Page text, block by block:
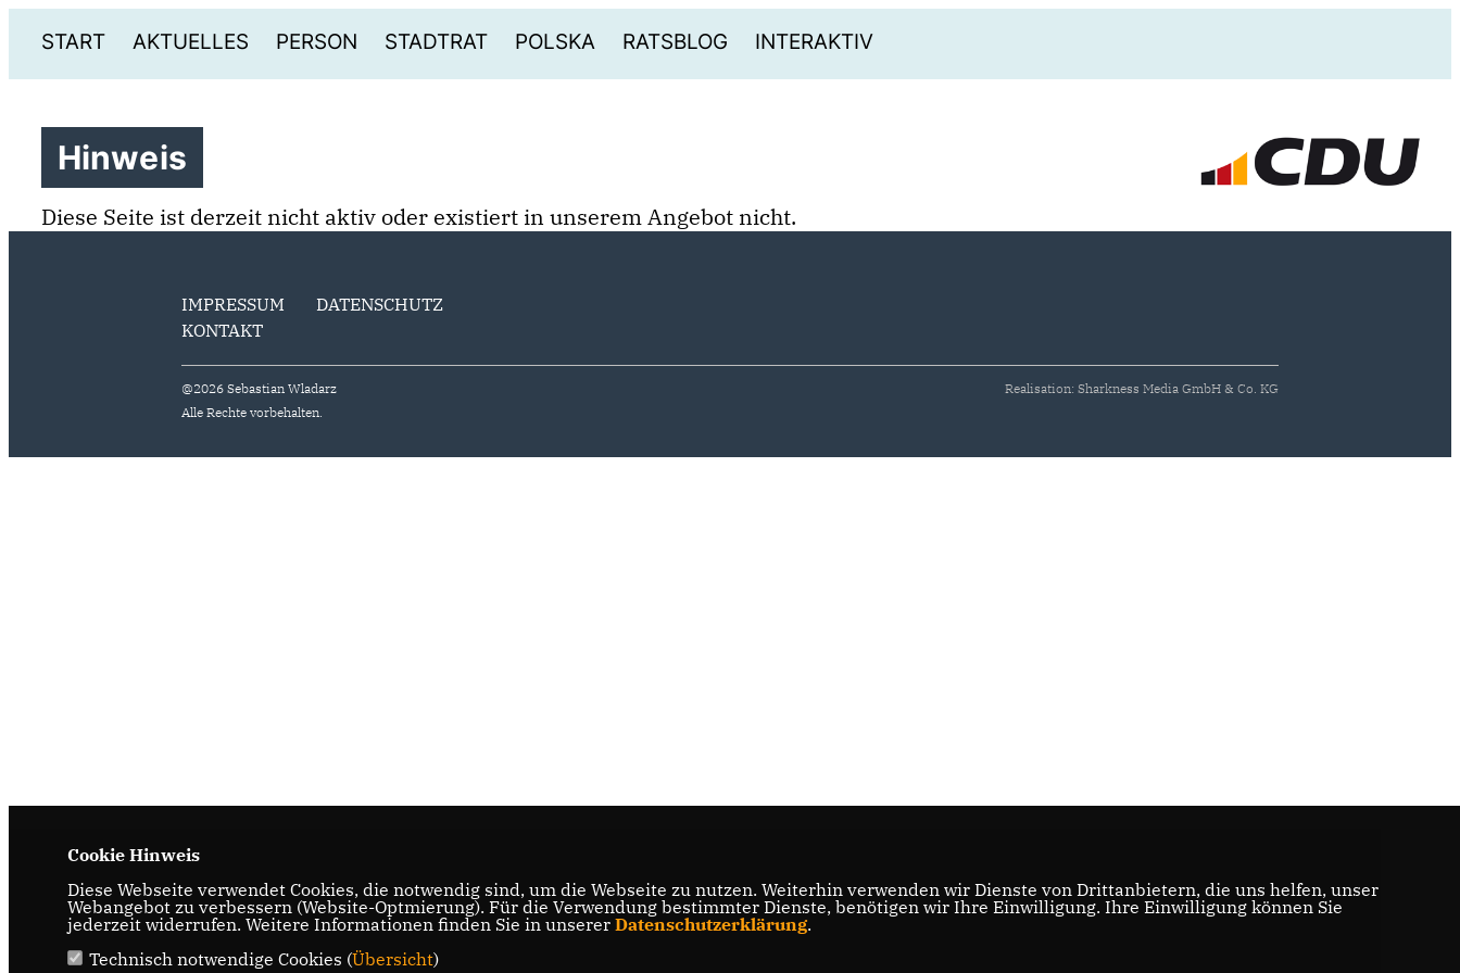
START AKTUELLES PERSON STADTRAT POLSKA RATSBLOG INTERAKTIV
Hinweis
Diese Seite ist derzeit nicht aktiv oder existiert in unserem Angebot nicht.
IMPRESSUM
DATENSCHUTZ
KONTAKT
@2026 Sebastian Wladarz
Alle Rechte vorbehalten.
Realisation: Sharkness Media GmbH & Co. KG
Cookie Hinweis
Diese Webseite verwendet Cookies, die notwendig sind, um die Webseite zu nutzen. Weiterhin verwenden wir Dienste von Drittanbietern, die uns helfen, unser
Webangebot zu verbessern (Website-Optmierung). Für die Verwendung bestimmter Dienste, benötigen wir Ihre Einwilligung. Ihre Einwilligung können Sie
jederzeit widerrufen. Weitere Informationen finden Sie in unserer Datenschutzerklärung.
Technisch notwendige Cookies (Übersicht)